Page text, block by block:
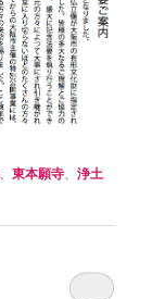
、東本願寺 、浄土